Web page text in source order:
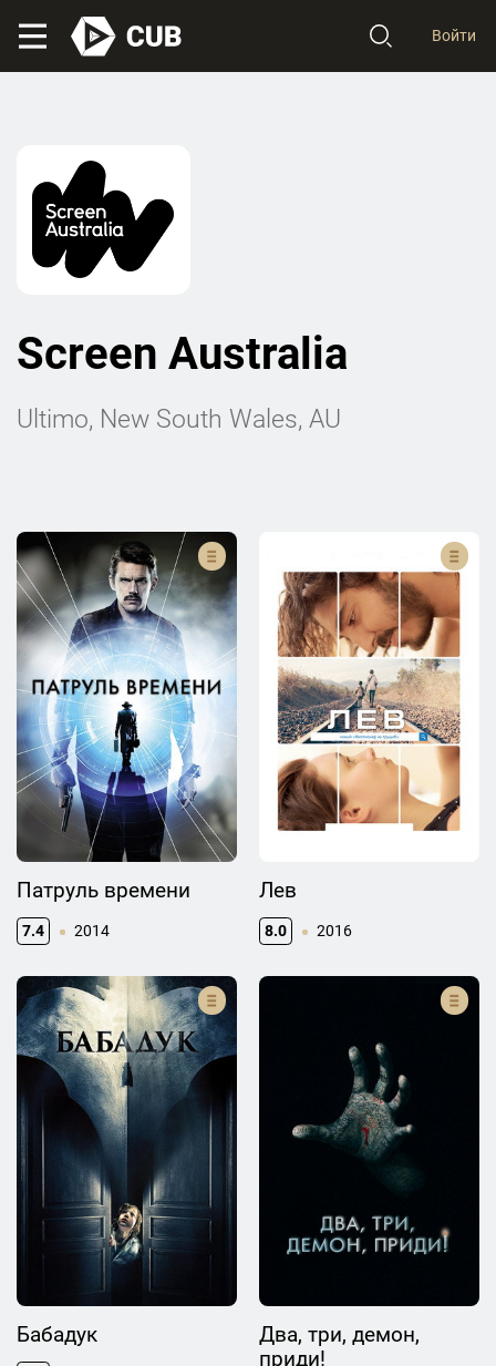
Войти
Screen Australia
Ultimo, New South Wales, AU
Патруль времени
7.4 2014
Лев
8.0 2016
Бабадук
Два, три, демон,
приди!